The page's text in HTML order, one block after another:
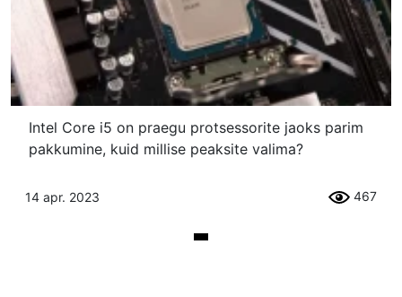
Intel Core i5 on praegu protsessorite jaoks parim
pakkumine, kuid millise peaksite valima?
14 apr. 2023 467